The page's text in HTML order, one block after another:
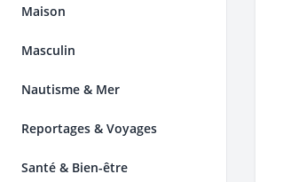
Maison
Masculin
Nautisme & Mer
Reportages & Voyages
Santé & Bien-être